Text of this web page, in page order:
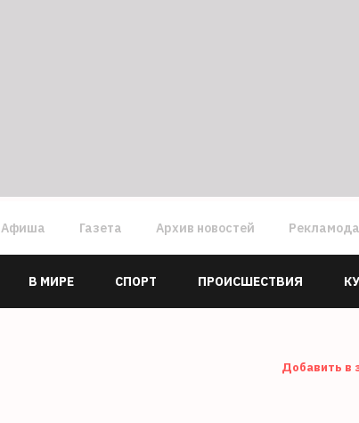
Афиша Газета Архив новостей
В МИРЕ СПОРТ ПРОИСШЕСТВИЯ
Добавить в